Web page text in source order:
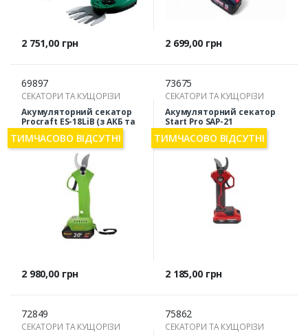
Ціна
2 751,00 грн Ціна
2 699,00 грн
69897
СЕКАТОРИ ТА КУЩОРІЗИ
Акумуляторний секатор
Procraft ES-18LiB (з АКБ та
З/П)
Ціна
2 980,00 грн
ТИМЧАСОВО ВІДСУТНІ
73675
СЕКАТОРИ ТА КУЩОРІЗИ
Акумуляторний секатор
Start Pro SAP-21
Ціна
2 185,00 грн
ТИМЧАСОВО ВІДСУТНІ
72849
СЕКАТОРИ ТА КУЩОРІЗИ
75862
СЕКАТОРИ ТА КУЩОРІЗИ